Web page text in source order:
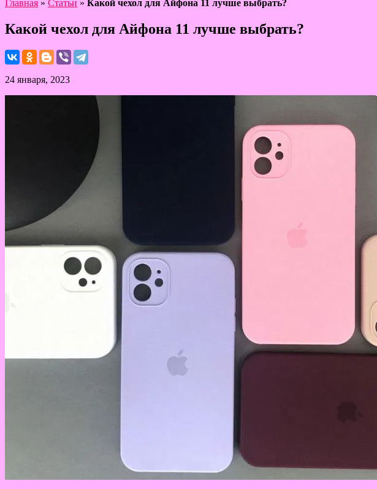
Главная » Статьи » Какой чехол для Айфона 11 лучше выбрать?
Какой чехол для Айфона 11 лучше выбрать?
24 января, 2023